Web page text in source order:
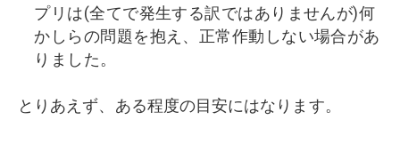
プリは(全てで発生する訳ではありませんが)何
かしらの問題を抱え、正常作動しない場合があ
りました。
とりあえず、ある程度の目安にはなります。